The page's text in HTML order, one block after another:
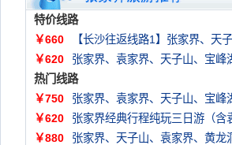
特价线路
￥660
【长沙往返线路1】张家界、天
￥620
张家界、袁家界、天子山、宝
热门线路
￥750
张家界、袁家界、天子山、宝峰
￥620
张家界经典行程纯玩三日游（
￥880
张家界、天子山、袁家界、黄龙